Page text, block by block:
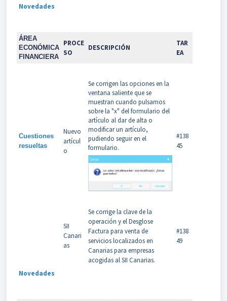
Novedades
ÁREA
ECONÓMICA
FINANCIERA
PROCE
SO
DESCRIPCIÓN
TAR
EA
Cuestiones
resueltas
Nuevo
artícul
o
Se corrigen las opciones en la
ventana saliente que se
muestran cuando pulsamos
sobre la "x" del formulario del
artículo al dar de alta o
modificar un artículo,
pudiendo seguir en el
formulario.
#138
45
SII
Canari
as
Se corrige la clave de la
operación y el Desglose
Factura para venta de
servicios localizados en
Canarias para empresas
acogidas al SII Canarias.
#138
49
Novedades